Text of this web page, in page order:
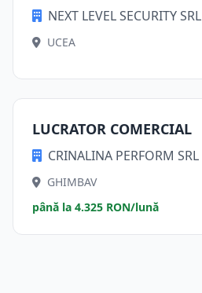
NEXT LEVEL SECURITY SRL
UCEA
LUCRATOR COMERCIAL
CRINALINA PERFORM SRL
GHIMBAV
până la 4.325 RON/lună